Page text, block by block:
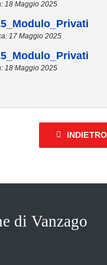
18 Maggio 2025
17 Maggio 2025
18 Maggio 2025
INDIETRO
di Vanzago